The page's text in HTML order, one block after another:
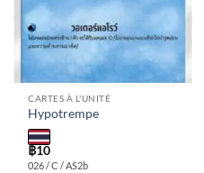
CARTES À L'UNITÉ
Hypotrempe
฿10
026 / C / AS2b